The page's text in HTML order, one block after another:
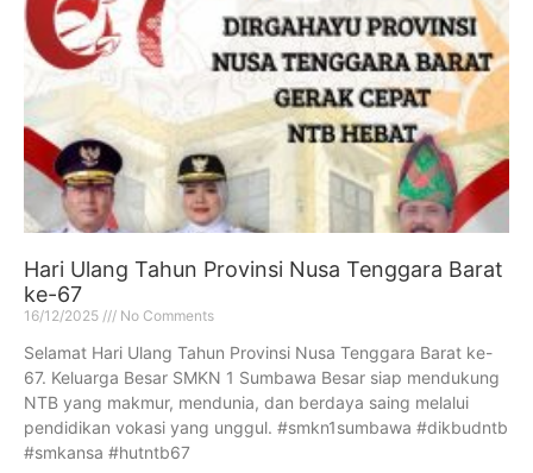
Hari Ulang Tahun Provinsi Nusa Tenggara Barat
ke-67
16/12/2025 No Comments
Selamat Hari Ulang Tahun Provinsi Nusa Tenggara Barat ke-
67. Keluarga Besar SMKN 1 Sumbawa Besar siap mendukung
NTB yang makmur, mendunia, dan berdaya saing melalui
pendidikan vokasi yang unggul. #smkn1sumbawa #dikbudntb
#smkansa #hutntb67